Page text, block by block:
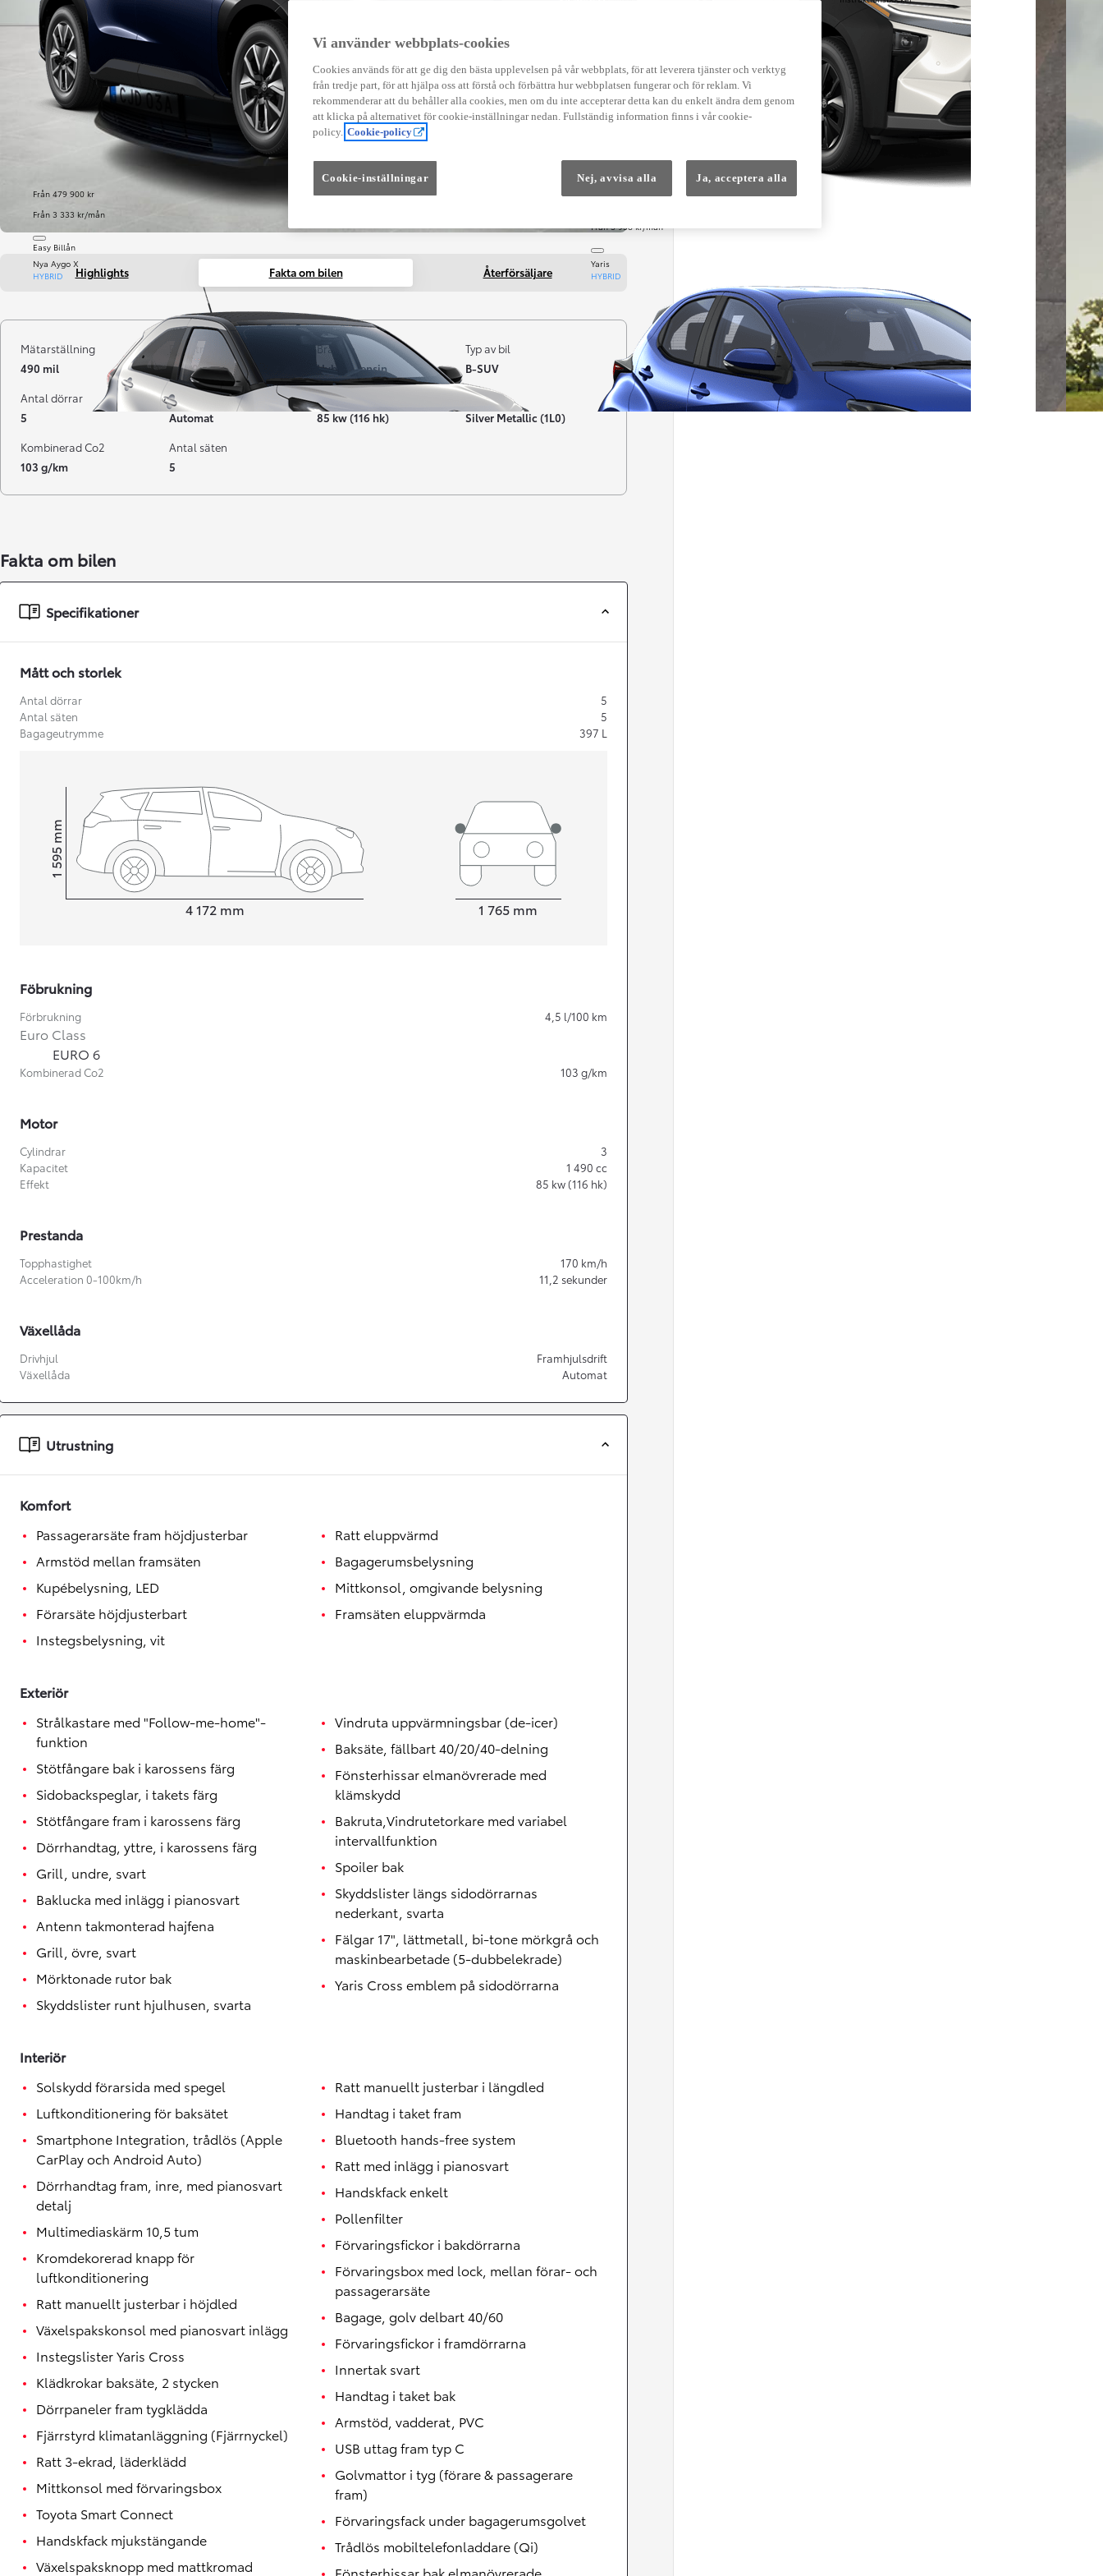
Från 479 900 kr
Från 3 333 kr/mån
Easy Billån
Från 3 958 kr/mån
Nya Aygo X
HYBRID
Från 238 900 kr
Yaris
HYBRID
GR Yaris
Från 599 900 kr
Från 324 900 kr
Nya Corolla Cross
HYBRID
Toyota C-HR
HYBRID & LADDHYBRID
Toyota GR Supra
Nya GR GT
Highlights Fakta om bilen Återförsäljare
Mätarställning
490 mil
Registrerad
10-2025
Bränsle
Hybrid Bensin
Typ av bil
B-SUV
Antal dörrar
5
Växellåda
Automat
Effekt
85 kw (116 hk)
Färg
Silver Metallic (1L0)
Kombinerad Co2
103 g/km
Antal säten
5
Fakta om bilen
Specifikationer
Mått och storlek
Antal dörrar
5
Antal säten
5
Bagageutrymme
397 L
4 172 mm
Height1 595
mm
1 765 mm
Föbrukning
Förbrukning 4,5 l/100 km
Euro Class
EURO 6
Kombinerad Co2 103 g/km
Motor
Cylindrar
3
Kapacitet
1 490 cc
Effekt
85 kw (116 hk)
Prestanda
Topphastighet 170 km/h
Acceleration 0-100km/h
11,2 sekunder
Växellåda
Drivhjul
Framhjulsdrift
Växellåda
Automat
Utrustning
Komfort
Passagerarsäte fram höjdjusterbar
Armstöd mellan framsäten
Kupébelysning, LED
Förarsäte höjdjusterbart
Instegsbelysning, vit
Ratt eluppvärmd
Bagagerumsbelysning
Mittkonsol, omgivande belysning
Framsäten eluppvärmda
Exteriör
Strålkastare med "Follow-me-home"-
funktion
Stötfångare bak i karossens färg
Sidobackspeglar, i takets färg
Stötfångare fram i karossens färg
Dörrhandtag, yttre, i karossens färg
Grill, undre, svart
Baklucka med inlägg i pianosvart
Antenn takmonterad hajfena
Grill, övre, svart
Mörktonade rutor bak
Skyddslister runt hjulhusen, svarta
Vindruta uppvärmningsbar (de-icer)
Baksäte, fällbart 40/20/40-delning
Fönsterhissar elmanövrerade med
klämskydd
Bakruta,Vindrutetorkare med variabel
intervallfunktion
Spoiler bak
Skyddslister längs sidodörrarnas
nederkant, svarta
Fälgar 17", lättmetall, bi-tone mörkgrå och
maskinbearbetade (5-dubbelekrade)
Yaris Cross emblem på sidodörrarna
Interiör
Solskydd förarsida med spegel
Luftkonditionering för baksätet
Smartphone Integration, trådlös (Apple
CarPlay och Android Auto)
Dörrhandtag fram, inre, med pianosvart
detalj
Multimediaskärm 10,5 tum
Kromdekorerad knapp för
luftkonditionering
Ratt manuellt justerbar i höjdled
Växelspakskonsol med pianosvart inlägg
Instegslister Yaris Cross
Klädkrokar baksäte, 2 stycken
Dörrpaneler fram tygklädda
Fjärrstyrd klimatanläggning (Fjärrnyckel)
Ratt 3-ekrad, läderklädd
Mittkonsol med förvaringsbox
Toyota Smart Connect
Handskfack mjukstängande
Växelspaksknopp med mattkromad
Ratt manuellt justerbar i längdled
Handtag i taket fram
Bluetooth hands-free system
Ratt med inlägg i pianosvart
Handskfack enkelt
Pollenfilter
Förvaringsfickor i bakdörrarna
Förvaringsbox med lock, mellan förar- och
passagerarsäte
Bagage, golv delbart 40/60
Förvaringsfickor i framdörrarna
Innertak svart
Handtag i taket bak
Armstöd, vadderat, PVC
USB uttag fram typ C
Golvmattor i tyg (förare & passagerare
fram)
Förvaringsfack under bagagerumsgolvet
Trådlös mobiltelefonladdare (Qi)
Vi använder webbplats-cookies
Cookies används för att ge dig den bästa upplevelsen på vår webbplats, för att leverera tjänster och verktyg
från tredje part, för att hjälpa oss att förstå och förbättra hur webbplatsen fungerar och för reklam. Vi
rekommenderar att du behåller alla cookies, men om du inte accepterar detta kan du enkelt ändra dem genom
att klicka på alternativet för cookie-inställningar nedan. Fullständig information finns i vår cookie-
policy. Cookie-policy
Cookie-inställningar Nej, avvisa alla Ja, acceptera alla